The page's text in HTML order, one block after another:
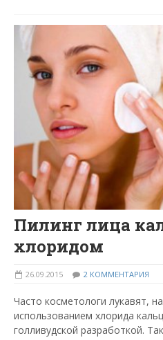
Пилинг лица
хлоридом
26.09.2015 2 КОММЕНТАРИЯ
Часто косметологи лукавят,
использованием хлорида
голливудской разработкой.